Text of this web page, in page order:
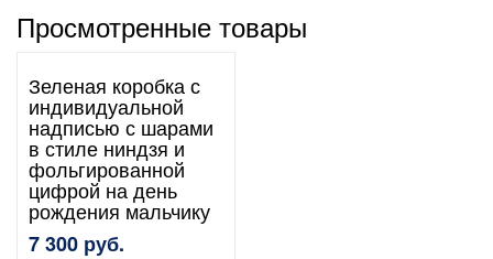
Просмотренные товары
Зеленая коробка с
индивидуальной
надписью с шарами
в стиле ниндзя и
фольгированной
цифрой на день
рождения мальчику
7 300 руб.